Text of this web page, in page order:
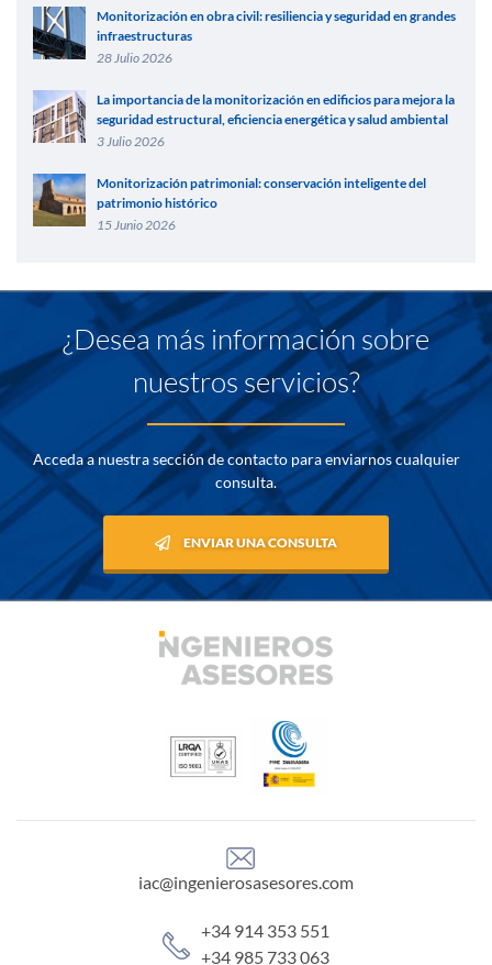
Monitorización en obra civil: resiliencia y seguridad en grandes
infraestructuras
28 Julio 2026
La importancia de la monitorización en edificios para mejora la
seguridad estructural, eficiencia energética y salud ambiental
3 Julio 2026
Monitorización patrimonial: conservación inteligente del
patrimonio histórico
15 Junio 2026
¿Desea más información sobre
nuestros servicios?
Acceda a nuestra sección de contacto para enviarnos cualquier
consulta.
ENVIAR UNA CONSULTA
iac@ingenierosasesores.com
+34 914 353 551
+34 985 733 063